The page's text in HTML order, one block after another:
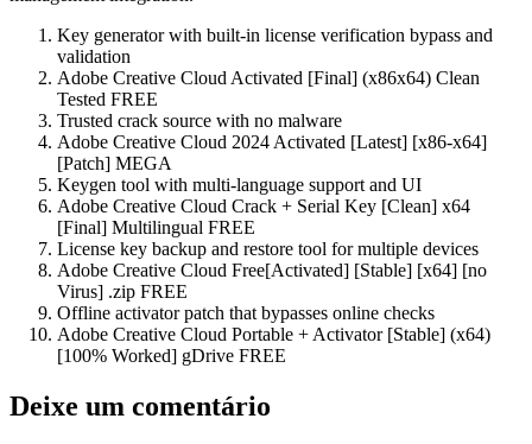
Key generator with built-in license verification bypass and
validation
Adobe Creative Cloud Activated [Final] (x86x64) Clean
Tested FREE
Trusted crack source with no malware
Adobe Creative Cloud 2024 Activated [Latest] [x86-x64]
[Patch] MEGA
Keygen tool with multi-language support and UI
Adobe Creative Cloud Crack + Serial Key [Clean] x64
[Final] Multilingual FREE
License key backup and restore tool for multiple devices
Adobe Creative Cloud Free[Activated] [Stable] [x64] [no
Virus] .zip FREE
Offline activator patch that bypasses online checks
Adobe Creative Cloud Portable + Activator [Stable] (x64)
[100% Worked] gDrive FREE
Deixe um comentário